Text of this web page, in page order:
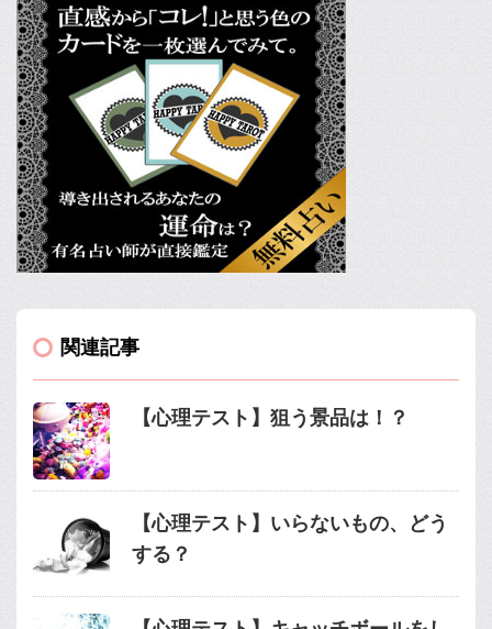
関連記事
【心理テスト】狙う景品は！？
【心理テスト】いらないもの、どう
する？